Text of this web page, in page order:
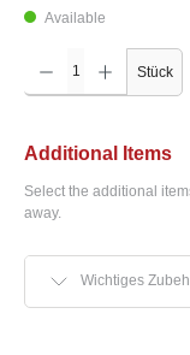
Available
Product Quantity: Enter the
Stück
Additional Items
Select the additional
away.
Wichtiges